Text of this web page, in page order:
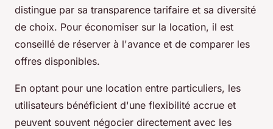
distingue par sa transparence tarifaire et sa diversité
de choix. Pour économiser sur la location, il est
conseillé de réserver à l'avance et de comparer les
offres disponibles.
En optant pour une location entre particuliers, les
utilisateurs bénéficient d'une flexibilité accrue et
peuvent souvent négocier directement avec les